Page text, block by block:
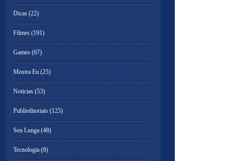
Dicas (22)
Filmes (191)
Games (67)
Mostra Eu (25)
Noticias (53)
Publieditoriais (125)
Seu Lunga (48)
Tecnologia (8)